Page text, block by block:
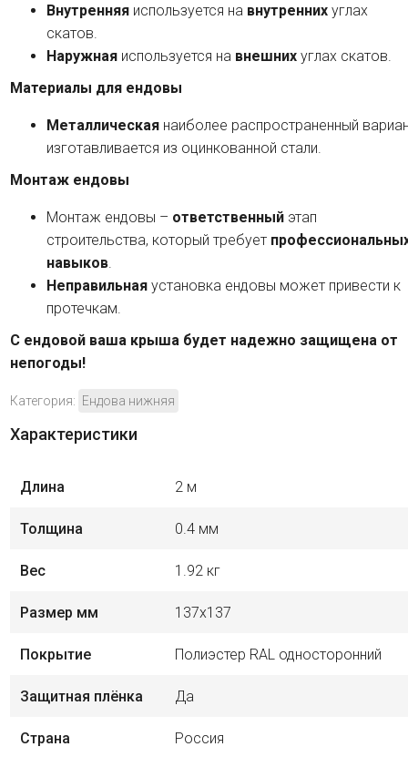
Внутренняя используется на внутренних углах
скатов.
Наружная используется на внешних углах скатов.
Материалы для ендовы
Металлическая наиболее распространенный
изготавливается из оцинкованной стали.
Монтаж ендовы
Монтаж ендовы – ответственный этап
строительства, который требует
навыков
Неправильная установка ендовы может привести к
протечкам.
С ендовой ваша крыша будет надежно защищена от
непогоды!
Категория: Ендова нижняя
Характеристики
Длина 2 м
Толщина 0.4 мм
Вес 1.92 кг
Размер мм 137х137
Покрытие Полиэстер RAL односторонний
Защитная плёнка Да
Страна Россия